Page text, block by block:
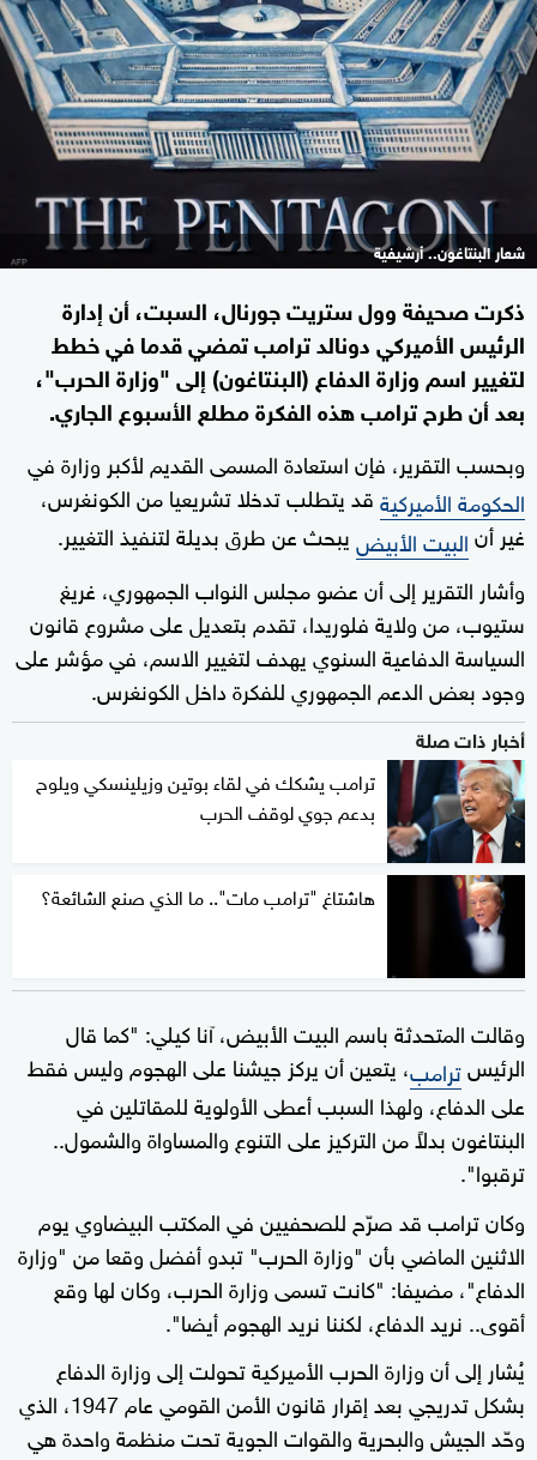
شعار البنتاغون.. أرشيفية
ذكرت صحيفة وول ستريت جورنال، السبت، أن إدارة
الرئيس الأميركي دونالد ترامب تمضي قدما في خطط
لتغيير اسم وزارة الدفاع (البنتاغون) إلى "وزارة الحرب"،
بعد أن طرح ترامب هذه الفكرة مطلع الأسبوع الجاري.
وبحسب التقرير، فإن استعادة المسمى القديم لأكبر وزارة في
الحكومة الأميركيةقد يتطلب تدخلا تشريعيا من الكونغرس،
غير أنالبيت الأبيضيبحث عن طرق بديلة لتنفيذ التغيير.
وأشار التقرير إلى أن عضو مجلس النواب الجمهوري، غريغ
ستيوب، من ولاية فلوريدا، تقدم بتعديل على مشروع قانون
السياسة الدفاعية السنوي يهدف لتغيير الاسم، في مؤشر على
وجود بعض الدعم الجمهوري للفكرة داخل الكونغرس.
أخبار ذات صلة
ترامب يشكك في لقاء بوتين وزيلينسكي ويلوح
بدعم جوي لوقف الحرب
هاشتاغ "ترامب مات".. ما الذي صنع الشائعة؟
وقالت المتحدثة باسم البيت الأبيض، آنا كيلي: "كما قال
الرئيسترامب، يتعين أن يركز جيشنا على الهجوم وليس فقط
على الدفاع، ولهذا السبب أعطى الأولوية للمقاتلين في
البنتاغون بدلاً من التركيز على التنوع والمساواة والشمول..
ترقبوا".
وكان ترامب قد صرّح للصحفيين في المكتب البيضاوي يوم
الاثنين الماضي بأن "وزارة الحرب" تبدو أفضل وقعا من "وزارة
الدفاع"، مضيفا: "كانت تسمى وزارة الحرب، وكان لها وقع
أقوى.. نريد الدفاع، لكننا نريد الهجوم أيضا".
يُشار إلى أن وزارة الحرب الأميركية تحولت إلى وزارة الدفاع
بشكل تدريجي بعد إقرار قانون الأمن القومي عام 1947، الذي
وحّد الجيش والبحرية والقوات الجوية تحت منظمة واحدة هي